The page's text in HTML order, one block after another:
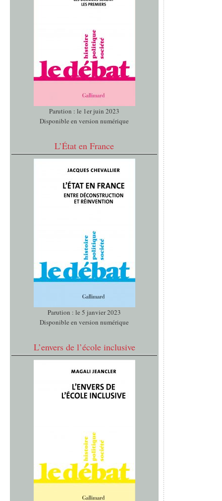
Parution : le 1er juin 2023
Disponible en version numérique
L’État en France
Parution : le 5 janvier 2023
Disponible en version numérique
L’envers de l’école inclusive